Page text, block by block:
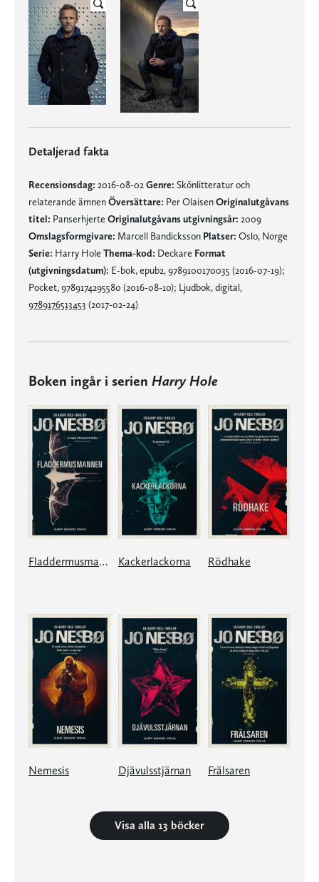
Detaljerad fakta
Recensionsdag: 2016-08-02 Genre: Skönlitteratur och
relaterande ämnenÖversättare: Per OlaisenOriginalutgåvans
titel: Panserhjerte Originalutgåvans utgivningsår: 2009
Omslagsformgivare: Marcell Bandicksson Platser: Oslo, Norge
Serie: Harry Hole Thema-kod: Deckare Format
(utgivningsdatum): E-bok, epub2, 9789100170035 (2016-07-19);
Pocket, 9789174295580 (2016-08-10); Ljudbok, digital,
9789176513453 (2017-02-24)
Boken ingår i serien Harry Hole
Fladdermusmannen Kackerlackorna Rödhake
Nemesis Djävulsstjärnan Frälsaren
Visa alla 13 böcker